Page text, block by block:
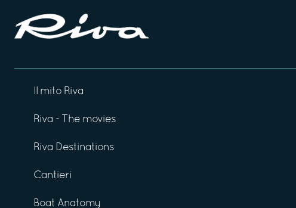
Il mito Riva
Riva - The movies
Riva Destinations
Cantieri
Boat Anatomy